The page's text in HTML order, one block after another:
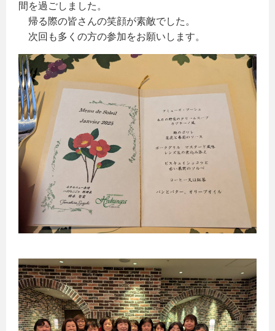
間を過ごしました。
帰る際の皆さんの笑顔が素敵でした。
次回も多くの方の参加をお願いします。